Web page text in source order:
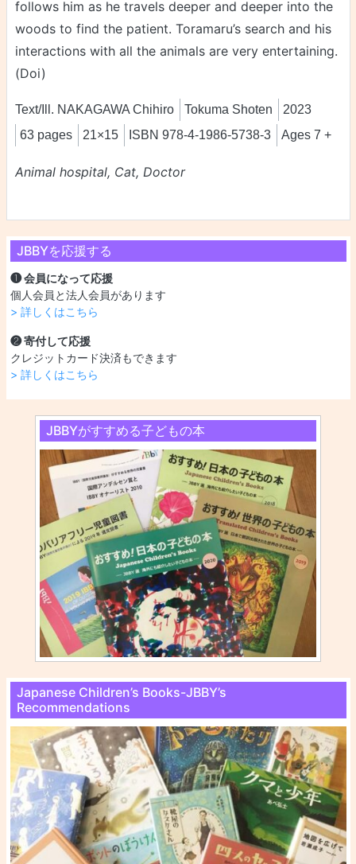
JBBYを応援する
❶ 会員になって応援
個人会員と法人会員があります
> 詳しくはこちら
❷ 寄付して応援
クレジットカード決済もできます
> 詳しくはこちら
JBBYがすすめる子どもの本
Japanese Children’s Books-JBBY’s
Recommendations
follows him as he travels deeper and deeper into the
woods to find the patient. Toramaru’s search and his
interactions with all the animals are very entertaining.
(Doi)
Text/Ill. NAKAGAWA Chihiro Tokuma Shoten
2023
63 pages
21×15 ISBN 978-4-1986-5738-3 Ages 7 +
Animal hospital, Cat, Doctor